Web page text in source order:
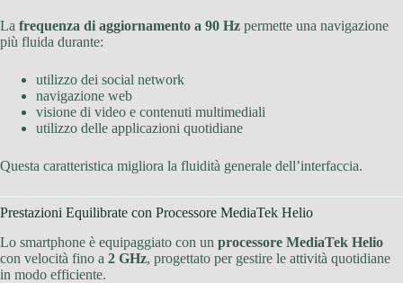
La frequenza di aggiornamento a 90 Hz permette una navigazione
più fluida durante:
utilizzo dei social network
navigazione web
visione di video e contenuti multimediali
utilizzo delle applicazioni quotidiane
Questa caratteristica migliora la fluidità generale dell’interfaccia.
Prestazioni Equilibrate con Processore MediaTek Helio
Lo smartphone è equipaggiato con un processore MediaTek Helio
con velocità fino a 2 GHz, progettato per gestire le attività quotidiane
in modo efficiente.